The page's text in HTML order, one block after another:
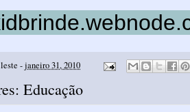
-janeiro 31, 2010
Educação